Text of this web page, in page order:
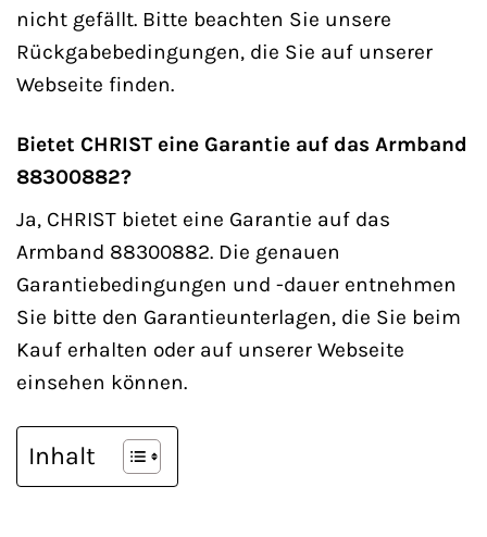
nicht gefällt. Bitte beachten Sie unsere
Rückgabebedingungen, die Sie auf unserer
Webseite finden.
Bietet CHRIST eine Garantie auf das Armband
88300882?
Ja, CHRIST bietet eine Garantie auf das
Armband 88300882. Die genauen
Garantiebedingungen und -dauer entnehmen
Sie bitte den Garantieunterlagen, die Sie beim
Kauf erhalten oder auf unserer Webseite
einsehen können.
Inhalt